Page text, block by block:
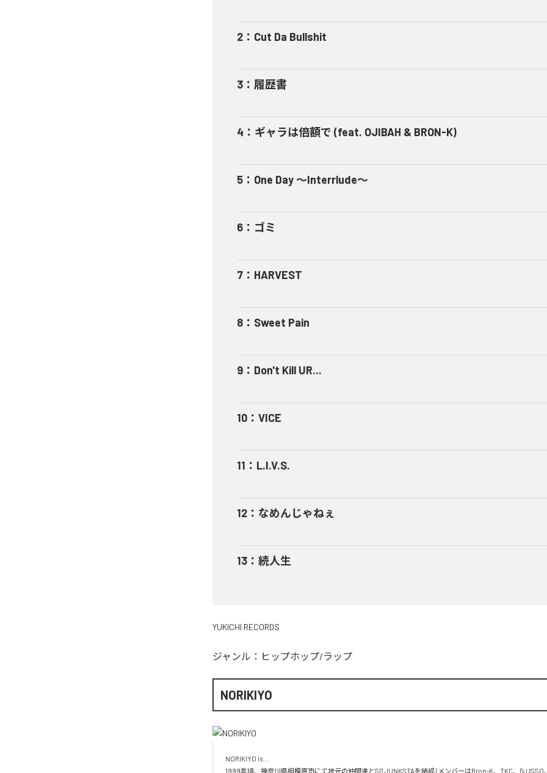
2 ： Cut Da Bullshit
3 ： 履歴書
4 ： ギャラは倍額で (feat. OJIBAH & BRON-K)
5 ： One Day ～Interrlude～
6 ： ゴミ
7 ： HARVEST
8 ： Sweet Pain
9 ： Don't Kill UR...
10 ： VICE
11 ： L.I.V.S.
12 ： なめんじゃねぇ
13 ： 続人生
YUKICHI RECORDS
ジャンル： ヒップホップ/ラップ
NORIKIYO
NORIKIYO is...
1999年頃、神奈川県相模原市にて地元の仲間達とSD JUNKSTAを結成 (メンバーはBron-K、TKC、DJ ISSO